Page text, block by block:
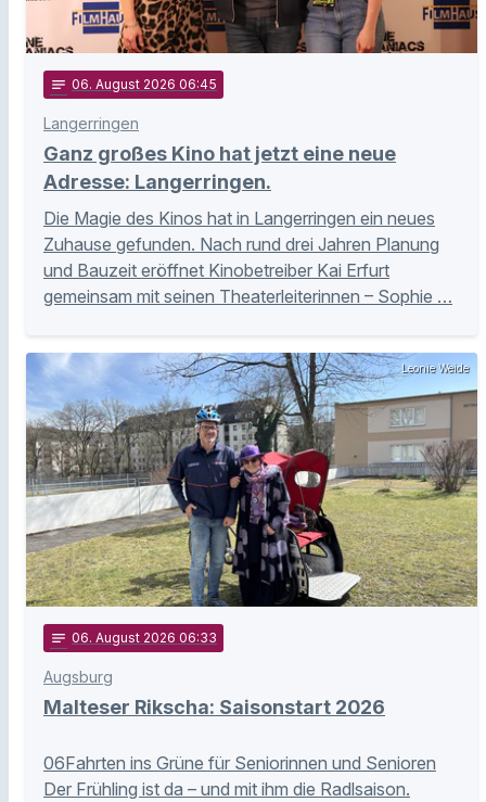
notes 06. August 2026 06:45
Langerringen
Ganz großes Kino hat jetzt eine neue
Adresse: Langerringen.
Die Magie des Kinos hat in Langerringen ein neues
Zuhause gefunden. Nach rund drei Jahren Planung
und Bauzeit eröffnet Kinobetreiber Kai Erfurt
gemeinsam mit seinen Theaterleiterinnen – Sophie …
Leonie Weide
notes 06. August 2026 06:33
Augsburg
Malteser Rikscha: Saisonstart 2026
06Fahrten ins Grüne für Seniorinnen und Senioren
Der Frühling ist da – und mit ihm die Radlsaison.